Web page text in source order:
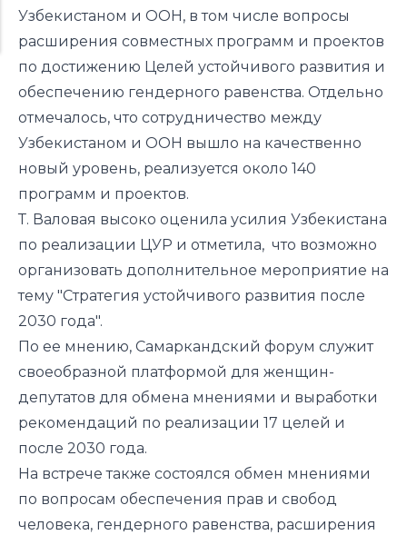
Узбекистаном и ООН, в том числе вопросы
расширения совместных программ и проектов
по достижению Целей устойчивого развития и
обеспечению гендерного равенства. Отдельно
отмечалось, что сотрудничество между
Узбекистаном и ООН вышло на качественно
новый уровень, реализуется около 140
программ и проектов.
Т. Валовая высоко оценила усилия Узбекистана
по реализации ЦУР и отметила, что возможно
организовать дополнительное мероприятие на
тему "Стратегия устойчивого развития после
2030 года".
По ее мнению, Самаркандский форум служит
своеобразной платформой для женщин-
депутатов для обмена мнениями и выработки
рекомендаций по реализации 17 целей и
после 2030 года.
На встрече также состоялся обмен мнениями
по вопросам обеспечения прав и свобод
человека, гендерного равенства, расширения